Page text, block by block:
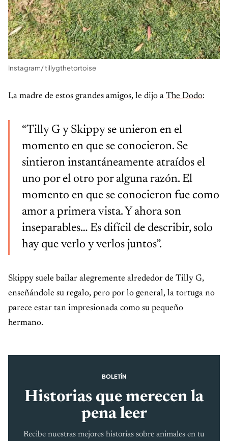
Instagram/ tillygthetortoise
La madre de estos grandes amigos, le dijo a The Dodo:
“Tilly G y Skippy se unieron en el
momento en que se conocieron. Se
sintieron instantáneamente atraídos el
uno por el otro por alguna razón. El
momento en que se conocieron fue como
amor a primera vista. Y ahora son
inseparables… Es difícil de describir, solo
hay que verlo y verlos juntos”.
Skippy suele bailar alegremente alrededor de Tilly G,
enseñándole su regalo, pero por lo general, la tortuga no
parece estar tan impresionada como su pequeño
hermano.
BOLETÍN
Historias que merecen la
pena leer
Recibe nuestras mejores historias sobre animales en tu